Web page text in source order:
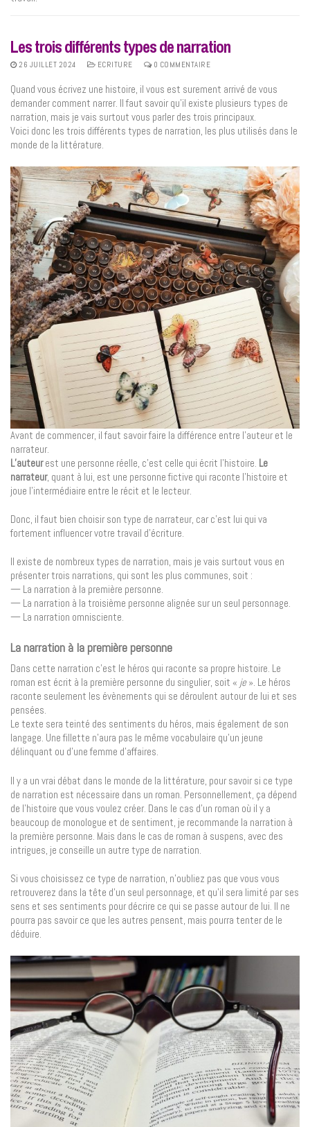
Les trois différents types de narration
26 JUILLET 2024 ECRITURE 0 COMMENTAIRE
Quand vous écrivez une histoire, il vous est surement arrivé de vous
demander comment narrer. Il faut savoir qu’il existe plusieurs types de
narration, mais je vais surtout vous parler des trois principaux.
Voici donc les trois différents types de narration, les plus utilisés dans le
monde de la littérature.
Avant de commencer, il faut savoir faire la différence entre l’auteur et le
narrateur.
L’auteurest une personne réelle, c’est celle qui écrit l’histoire. Le
narrateur, quant à lui, est une personne fictive qui raconte l’histoire et
joue l’intermédiaire entre le récit et le lecteur.
Donc, il faut bien choisir son type de narrateur, car c’est lui qui va
fortement influencer votre travail d’écriture.
Il existe de nombreux types de narration, mais je vais surtout vous en
présenter trois narrations, qui sont les plus communes, soit :
— La narration à la première personne.
— La narration à la troisième personne alignée sur un seul personnage.
— La narration omnisciente.
La narration à la première personne
Dans cette narration c’est le héros qui raconte sa propre histoire. Le
roman est écrit à la première personne du singulier, soit « je». Le héros
raconte seulement les évènements qui se déroulent autour de lui et ses
pensées.
Le texte sera teinté des sentiments du héros, mais également de son
langage. Une fillette n’aura pas le même vocabulaire qu’un jeune
délinquant ou d’une femme d’affaires.
Il y a un vrai débat dans le monde de la littérature, pour savoir si ce type
de narration est nécessaire dans un roman. Personnellement, ça dépend
de l’histoire que vous voulez créer. Dans le cas d’un roman où il y a
beaucoup de monologue et de sentiment, je recommande la narration à
la première personne. Mais dans le cas de roman à suspens, avec des
intrigues, je conseille un autre type de narration.
Si vous choisissez ce type de narration, n’oubliez pas que vous vous
retrouverez dans la tête d’un seul personnage, et qu’il sera limité par ses
sens et ses sentiments pour décrire ce qui se passe autour de lui. Il ne
pourra pas savoir ce que les autres pensent, mais pourra tenter de le
déduire.